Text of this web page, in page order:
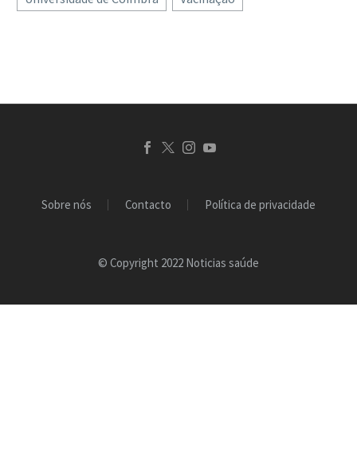
Sobre nós Contacto Política de privacidade
© Copyright 2022 Noticias saúde